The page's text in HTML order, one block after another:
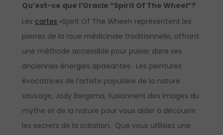
Qu’est-ce que l’Oracle “Spirit Of The Wheel”?
Les cartes «Spirit Of The Wheel» représentent les
pierres de la roue médicinale traditionnelle, offrant
une méthode accessible pour puiser dans ses
anciennes énergies apaisantes. Les peintures
évocatrices de l’artiste populaire de la nature
sauvage, Jody Bergsma, fusionnent des images du
mythe et de la nature pour vous aider à découvrir
les secrets de la création. Que vous utilisiez une